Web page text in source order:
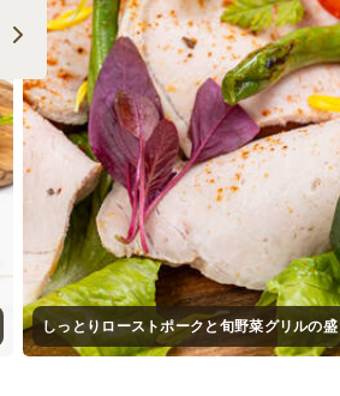
しっとりローストポークと旬野菜グリルの